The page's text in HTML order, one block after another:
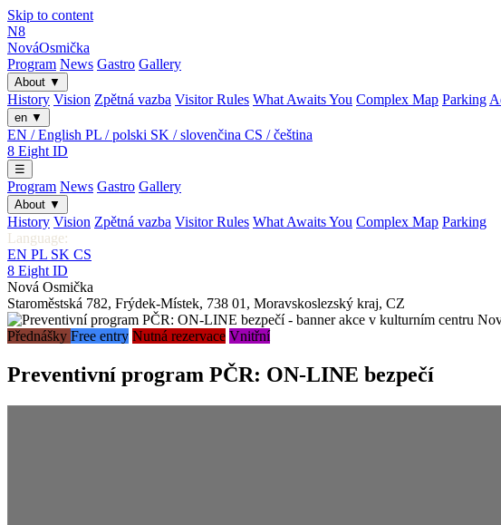
Skip to content
N8
NováOsmička
Program News Gastro Gallery
About ▼
History Vision Zpětná vazba Visitor Rules What Awaits You Complex Map Parking
en ▼
EN / English PL / polski SK / slovenčina CS / čeština
8 Eight ID
☰
Program News Gastro Gallery
About ▼
History Vision Zpětná vazba Visitor Rules What Awaits You Complex Map Parking
Language:
EN PL SK CS
8 Eight ID
Nová Osmička
Staroměstská 782, Frýdek-Místek, 738 01 , Moravskoslezský kraj, CZ
Přednášky Free entry Nutná rezervace Vnitřní
Preventivní program PČR: ON-LINE bezpečí